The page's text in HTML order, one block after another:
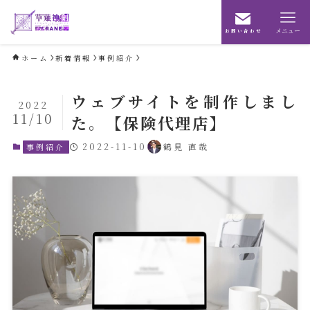
お問い合わせ メニュー
ホーム 新着情報 事例紹介
ウェブサイトを制作しまし
た。【保険代理店】
2022
11/10
事例紹介 2022-11-10 鶴見 直哉